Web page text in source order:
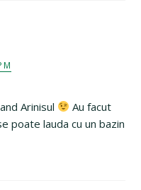
Arinisul
Au facut
poate lauda cu un bazin